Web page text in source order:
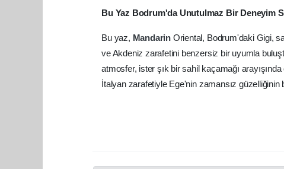
Bu Yaz Bodrum'da Unutulmaz Bir Deneyim
Bu yaz, Mandarin Oriental, Bodrum'daki Gigi,
ve Akdeniz zarafetini benzersiz bir uyumla
atmosfer, ister şık bir sahil kaçamağı
İtalyan zarafetiyle Ege'nin zamansız